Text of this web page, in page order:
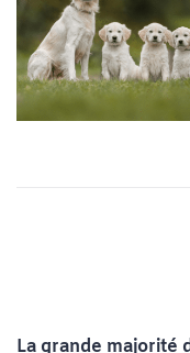
La grande majorité